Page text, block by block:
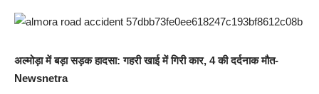
अल्मोड़ा में बड़ा सड़क हादसा: गहरी खाई में गिरी कार, 4 की दर्दनाक मौत-
Newsnetra